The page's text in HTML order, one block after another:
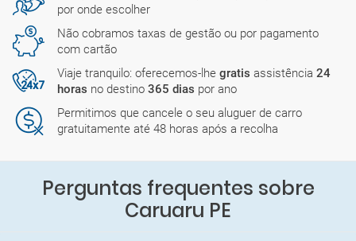
por onde escolher
Não cobramos taxas de gestão ou por pagamento
com cartão
Viaje tranquilo: oferecemos-lhe gratis assistência 24
horas no destino 365 dias por ano
Permitimos que cancele o seu aluguer de carro
gratuitamente até 48 horas após a recolha
Perguntas frequentes sobre
Caruaru PE